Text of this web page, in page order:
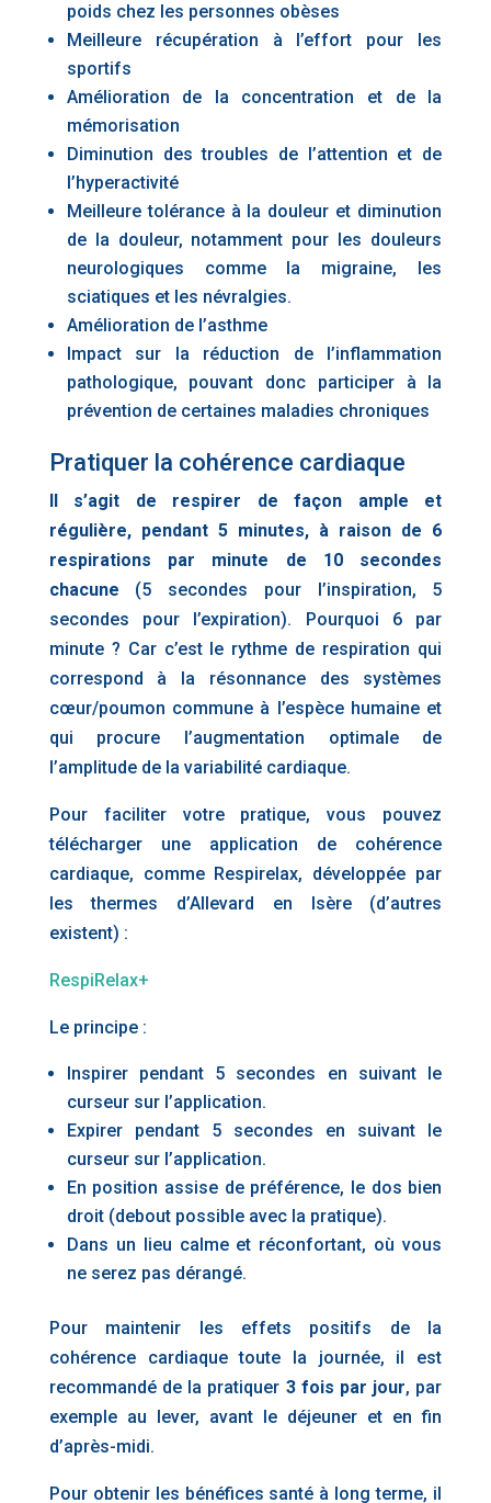
poids chez les personnes obèses
Meilleure récupération à l’effort pour les
sportifs
Amélioration de la concentration et de la
mémorisation
Diminution des troubles de l’attention et de
l’hyperactivité
Meilleure tolérance à la douleur et diminution
de la douleur, notamment pour les douleurs
neurologiques comme la migraine, les
sciatiques et les névralgies.
Amélioration de l’asthme
Impact sur la réduction de l’inflammation
pathologique, pouvant donc participer à la
prévention de certaines maladies chroniques
Pratiquer la cohérence cardiaque
Il s’agit de respirer de façon ample et
régulière, pendant 5 minutes, à raison de 6
respirations par minute de 10 secondes
chacune (5 secondes pour l’inspiration, 5
secondes pour l’expiration). Pourquoi 6 par
minute ? Car c’est le rythme de respiration qui
correspond à la résonnance des systèmes
cœur/poumon commune à l’espèce humaine et
qui procure l’augmentation optimale de
l’amplitude de la variabilité cardiaque.
Pour faciliter votre pratique, vous pouvez
télécharger une application de cohérence
cardiaque, comme Respirelax, développée par
les thermes d’Allevard en Isère (d’autres
existent) :
RespiRelax+
Le principe :
Inspirer pendant 5 secondes en suivant le
curseur sur l’application.
Expirer pendant 5 secondes en suivant le
curseur sur l’application.
En position assise de préférence, le dos bien
droit (debout possible avec la pratique).
Dans un lieu calme et réconfortant, où vous
ne serez pas dérangé.
Pour maintenir les effets positifs de la
cohérence cardiaque toute la journée, il est
recommandé de la pratiquer 3 fois par jour, par
exemple au lever, avant le déjeuner et en fin
d’après-midi.
Pour obtenir les bénéfices santé à long terme, il